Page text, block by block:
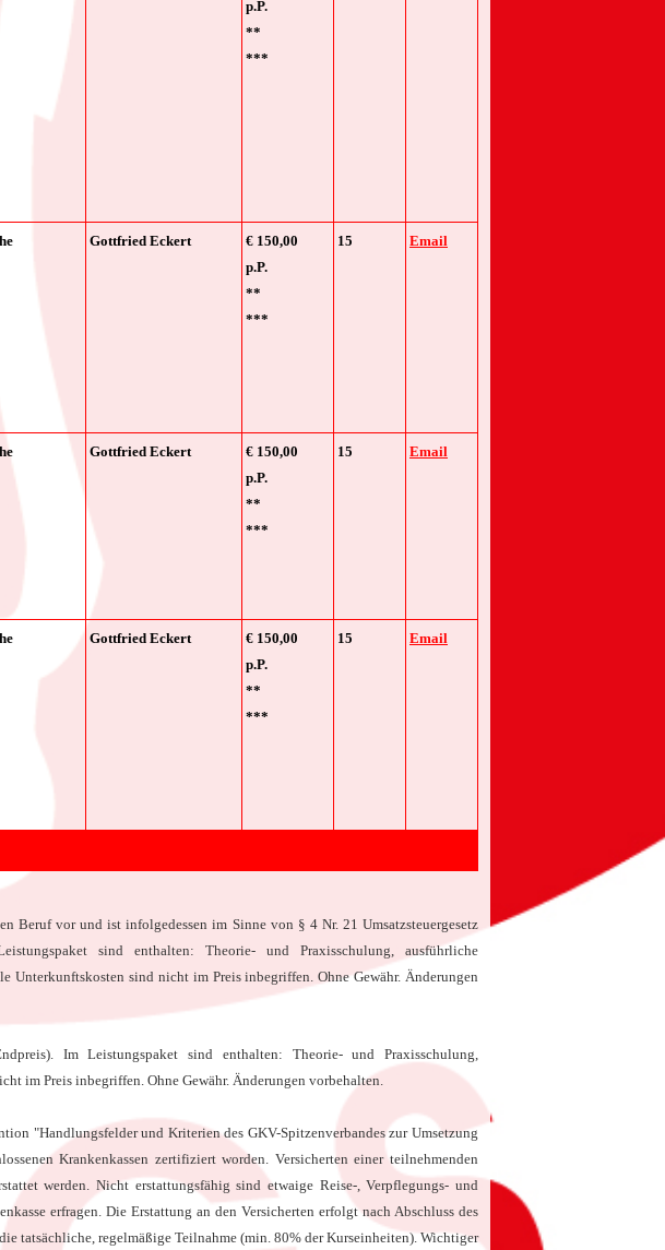
p.P.
**
***
Gottfried Eckert
€ 150,00
p.P.
**
***
15 Email
Gottfried Eckert
€ 150,00
p.P.
**
***
15 Email
Gottfried Eckert
€ 150,00
p.P.
**
***
15 Email
Beruf vor und ist infolgedessen im Sinne von § 4 Nr. 21 Umsatzsteuergesetz
sind enthalten: Theorie- und Praxisschulung, ausführliche
Unterkunftskosten sind nicht im Preis inbegriffen.Ohne Gewähr. Änderungen
Im Leistungspaket sind enthalten: Theorie- und Praxisschulung,
im Preis inbegriffen. Ohne Gewähr. Änderungen vorbehalten.
"Handlungsfelder und Kriterien des GKV-Spitzenverbandes zur Umsetzung
Krankenkassen zertifiziert worden. Versicherten einer teilnehmenden
werden. Nicht erstattungsfähig sind etwaige Reise-, Verpflegungs- und
erfragen. Die Erstattung an den Versicherten erfolgt nach Abschluss des
tatsächliche, regelmäßige Teilnahme (min. 80% der Kurseinheiten). Wichtiger